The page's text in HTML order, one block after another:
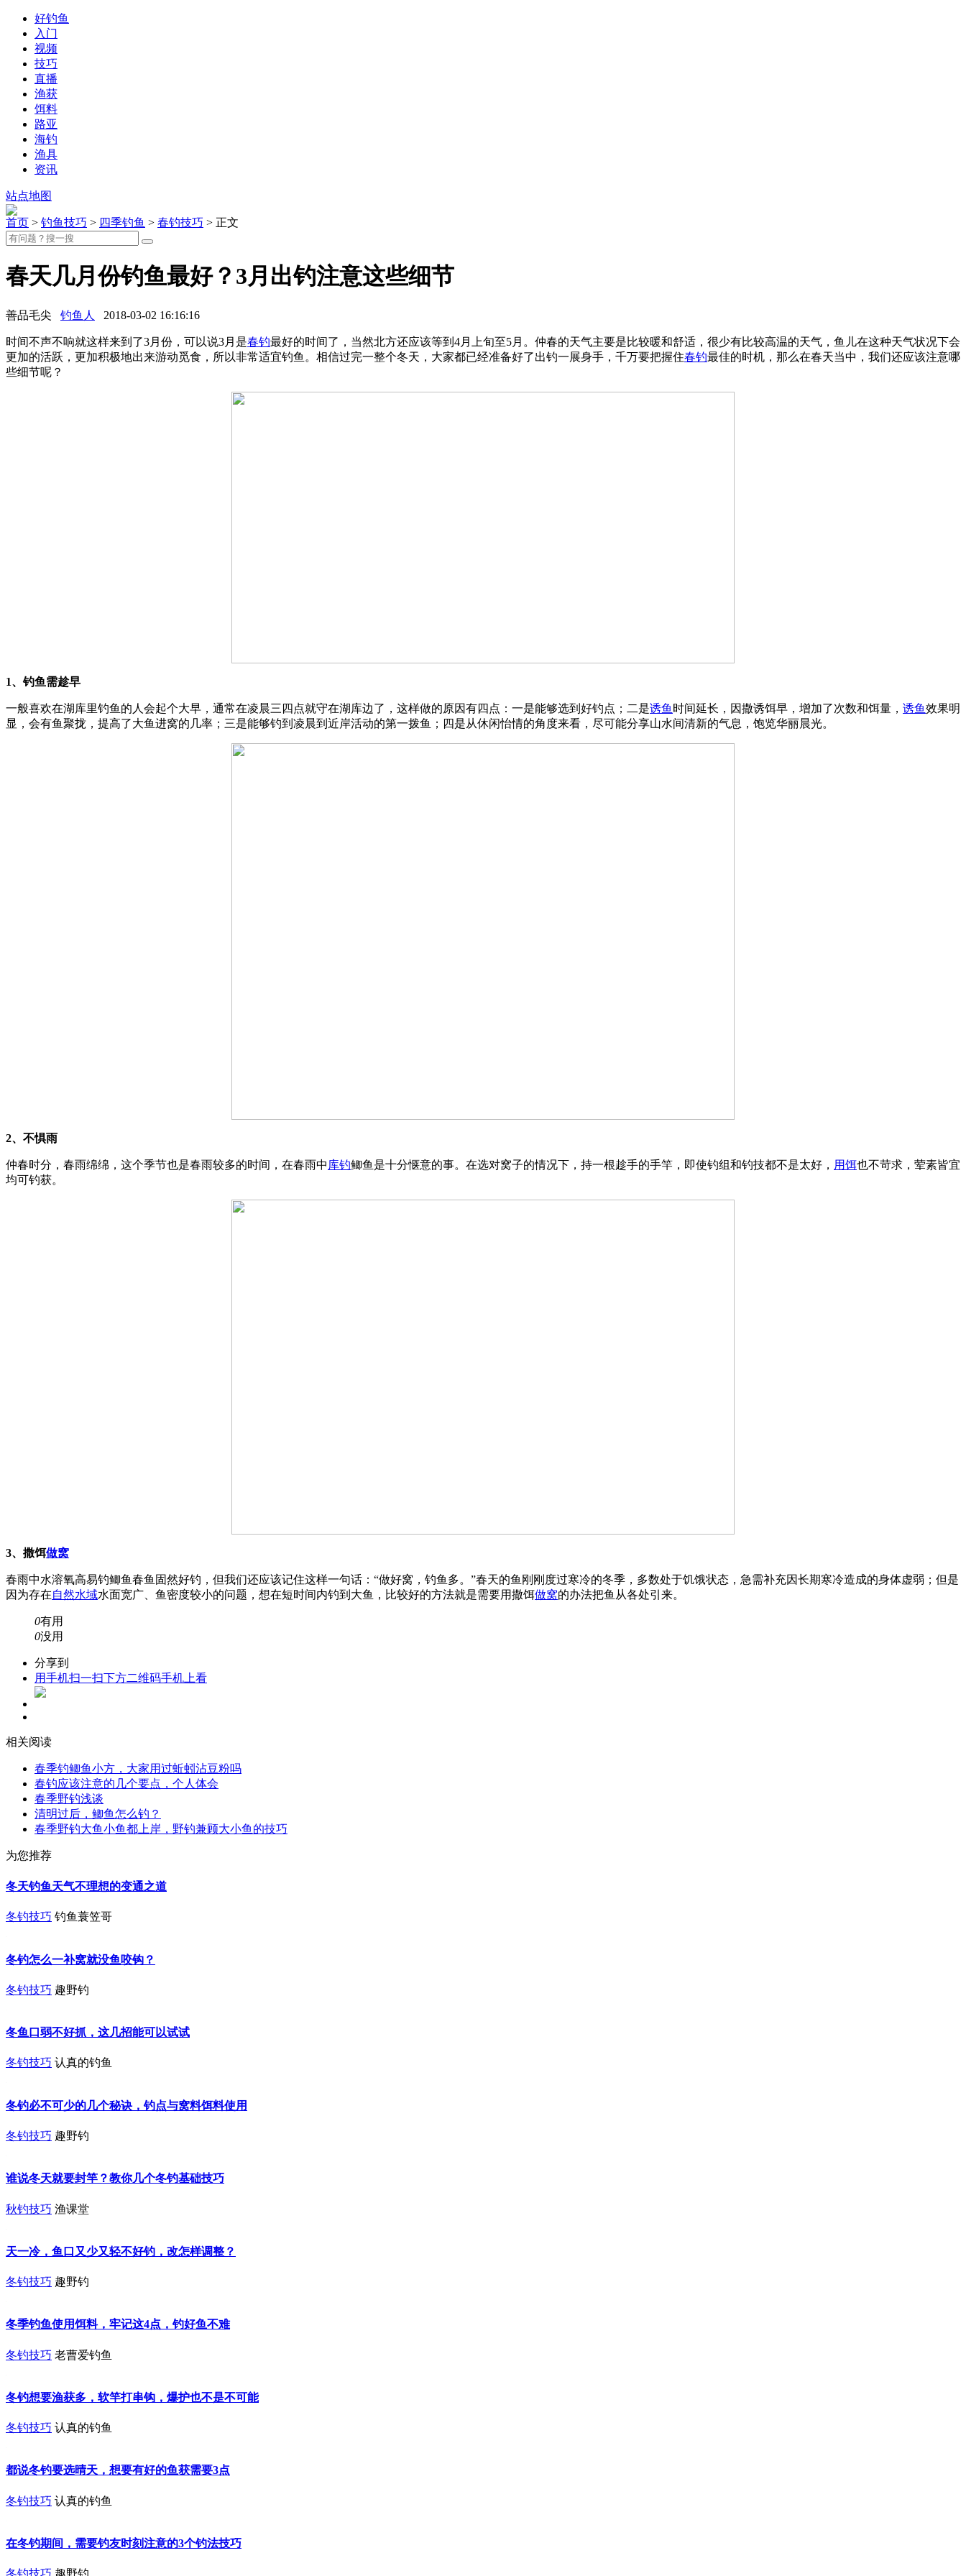
好钓鱼
入门
视频
技巧
直播
渔获
饵料
路亚
海钓
渔具
资讯
站点地图
首页 > 钓鱼技巧 > 四季钓鱼 > 春钓技巧 > 正文
春天几月份钓鱼最好？3月出钓注意这些细节
善品毛尖 钓鱼人 2018-03-02 16:16:16
时间不声不响就这样来到了3月份，可以说3月是春钓最好的时间了，当然北方还应该等到4月上旬至5月。仲春的天气主要是比较暖和舒适，很少有比较高温的天气，鱼儿在这种天气状况下会
更加的活跃，更加积极地出来游动觅食，所以非常适宜钓鱼。相信过完一整个冬天，大家都已经准备好了出钓一展身手，千万要把握住春钓最佳的时机，那么在春天当中，我们还应该注意哪
些细节呢？
1、钓鱼需趁早
一般喜欢在湖库里钓鱼的人会起个大早，通常在凌晨三四点就守在湖库边了，这样做的原因有四点：一是能够选到好钓点；二是诱鱼 时间延长，因撒诱饵早，增加了次数和饵量， 诱鱼效果明
显，会有鱼聚拢，提高了大鱼进窝的几率；三是能够钓到凌晨到近岸活动的第一拨鱼；四是从休闲怡情的角度来看，尽可能分享山水间清新的气息，饱览华丽晨光。
2、不惧雨
仲春时分，春雨绵绵，这个季节也是春雨较多的时间，在春雨中 库钓鲫鱼是十分惬意的事。在选对窝子的情况下，持一根趁手的手竿，即使钓组和钓技都不是太好， 用饵也不苛求，荤素皆宜
均可钓获。
3、撒饵做窝
春雨中水溶氧高易钓鲫鱼春鱼固然好钓，但我们还应该记住这样一句话：“做好窝，钓鱼多。”春天的鱼刚刚度过寒冷的冬季，多数处于饥饿状态，急需补充因长期寒冷造成的身体虚弱；但是
因为存在自然水域水面宽广、鱼密度较小的问题，想在短时间内钓到大鱼，比较好的方法就是需要用撒饵做窝的办法把鱼从各处引来。
0有用
0没用
分享到
用手机扫一扫下方二维码手机上看
相关阅读
春季钓鲫鱼小方，大家用过蚯蚓沾豆粉吗
春钓应该注意的几个要点，个人体会
春季野钓浅谈
清明过后，鲫鱼怎么钓？
春季野钓大鱼小鱼都上岸，野钓兼顾大小鱼的技巧
为您推荐
冬天钓鱼天气不理想的变通之道
冬钓技巧 钓鱼蓑笠哥
冬钓怎么一补窝就没鱼咬钩？
冬钓技巧 趣野钓
冬鱼口弱不好抓，这几招能可以试试
冬钓技巧 认真的钓鱼
冬钓必不可少的几个秘诀，钓点与窝料饵料使用
冬钓技巧 趣野钓
谁说冬天就要封竿？教你几个冬钓基础技巧
秋钓技巧 渔课堂
天一冷，鱼口又少又轻不好钓，改怎样调整？
冬钓技巧 趣野钓
冬季钓鱼使用饵料，牢记这4点，钓好鱼不难
冬钓技巧 老曹爱钓鱼
冬钓想要渔获多，软竿打串钩，爆护也不是不可能
冬钓技巧 认真的钓鱼
都说冬钓要选晴天，想要有好的鱼获需要3点
冬钓技巧 认真的钓鱼
在冬钓期间，需要钓友时刻注意的3个钓法技巧